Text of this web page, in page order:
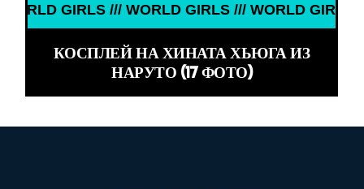
GIRLS /// WORLD GIRLS ///
КОСПЛЕЙ НА ХИНАТА ХЬЮГА ИЗ
НАРУТО (17 ФОТО)